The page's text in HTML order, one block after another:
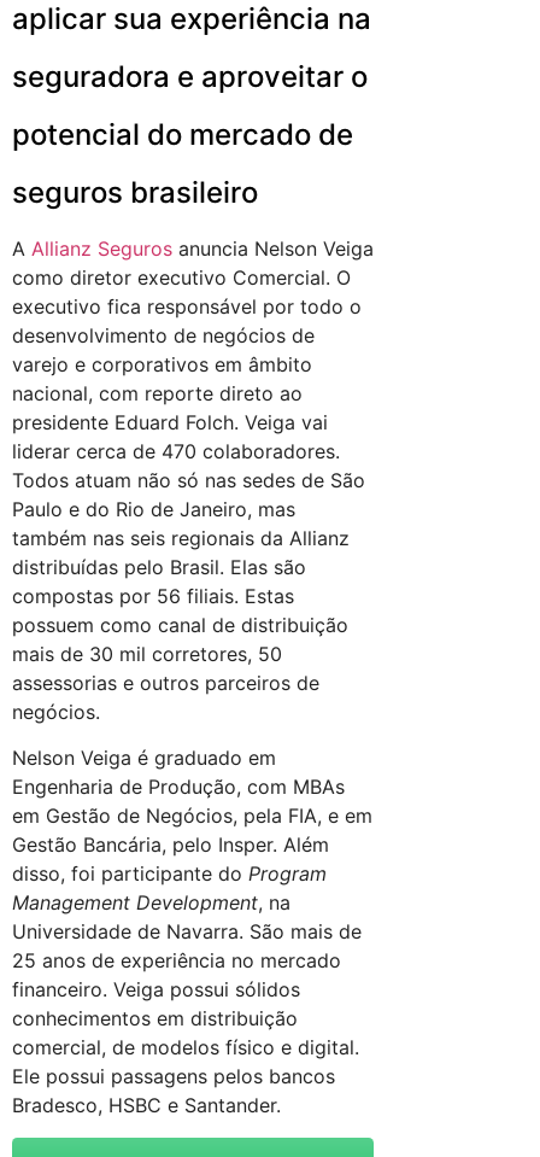
aplicar sua experiência na
seguradora e aproveitar o
potencial do mercado de
seguros brasileiro
A Allianz Seguros anuncia Nelson Veiga
como diretor executivo Comercial. O
executivo fica responsável por todo o
desenvolvimento de negócios de
varejo e corporativos em âmbito
nacional, com reporte direto ao
presidente Eduard Folch. Veiga vai
liderar cerca de 470 colaboradores.
Todos atuam não só nas sedes de São
Paulo e do Rio de Janeiro, mas
também nas seis regionais da Allianz
distribuídas pelo Brasil. Elas são
compostas por 56 filiais. Estas
possuem como canal de distribuição
mais de 30 mil corretores, 50
assessorias e outros parceiros de
negócios.
Nelson Veiga é graduado em
Engenharia de Produção, com MBAs
em Gestão de Negócios, pela FIA, e em
Gestão Bancária, pelo Insper. Além
disso, foi participante do Program
Management Development, na
Universidade de Navarra. São mais de
25 anos de experiência no mercado
financeiro. Veiga possui sólidos
conhecimentos em distribuição
comercial, de modelos físico e digital.
Ele possui passagens pelos bancos
Bradesco, HSBC e Santander.